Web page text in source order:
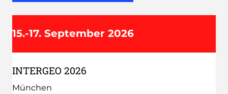
15.-17. September 2026
INTERGEO 2026
München